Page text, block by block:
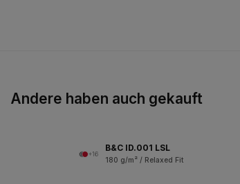
Andere haben auch gekauft
+16
B&C ID.001 LSL
180 g/m² / Relaxed Fit